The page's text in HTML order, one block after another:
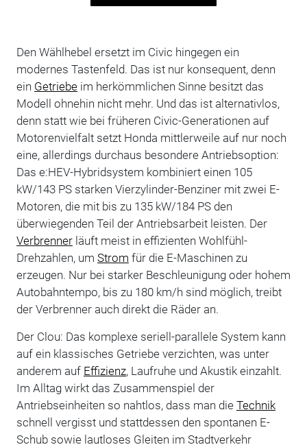
Den Wählhebel ersetzt im Civic hingegen ein
modernes Tastenfeld. Das ist nur konsequent, denn
ein Getriebeim herkömmlichen Sinne besitzt das
Modell ohnehin nicht mehr. Und das ist alternativlos,
denn statt wie bei früheren Civic-Generationen auf
Motorenvielfalt setzt Honda mittlerweile auf nur noch
eine, allerdings durchaus besondere Antriebsoption:
Das e:HEV-Hybridsystem kombiniert einen 105
kW/143 PS starken Vierzylinder-Benziner mit zwei E-
Motoren, die mit bis zu 135 kW/184 PS den
überwiegenden Teil der Antriebsarbeit leisten. Der
Verbrennerläuft meist in effizienten Wohlfühl-
Drehzahlen, um Strom für die E-Maschinen zu
erzeugen. Nur bei starker Beschleunigung oder hohem
Autobahntempo, bis zu 180 km/h sind möglich, treibt
der Verbrenner auch direkt die Räder an.
Der Clou: Das komplexe seriell-parallele System kann
auf ein klassisches Getriebe verzichten, was unter
anderem auf Effizienz, Laufruhe und Akustik einzahlt.
Im Alltag wirkt das Zusammenspiel der
Antriebseinheiten so nahtlos, dass man die Technik
schnell vergisst und stattdessen den spontanen E-
Schub sowie lautloses Gleiten im Stadtverkehr